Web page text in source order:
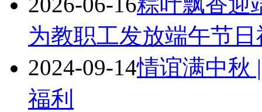
为教职工发放端午节
2024-09-14情谊满中秋
福利